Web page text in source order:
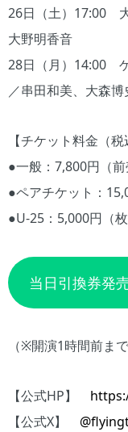
26日（土）17:00
大野明香音
28日（月）14:00
／串田和美、大森博
【チケット料金（
●一般：7,800円（前
●ペアチケット：
●U-25：5,000円（
当日引換券発
（※開演1時間前ま
【公式HP】
【公式X】